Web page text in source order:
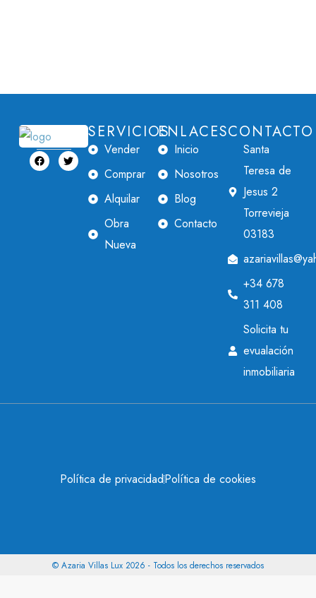
SERVICIOS
Vender
Comprar
Alquilar
Obra
Nueva
ENLACES
Inicio
Nosotros
Blog
Contacto
CONTACTO
Santa
Teresa de
Jesus 2
Torrevieja
03183
+34 678
311 408
Solicita tu
evualación
inmobiliaria
Política de privacidadPolítica de cookies
© Azaria Villas Lux 2026 - Todos los derechos reservados